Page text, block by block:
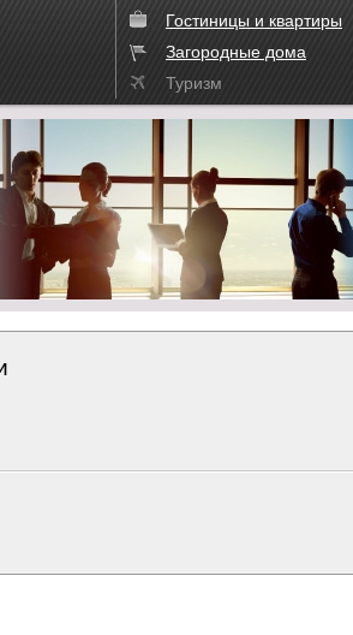
Гостиницы и квартиры
Загородные дома
Туризм